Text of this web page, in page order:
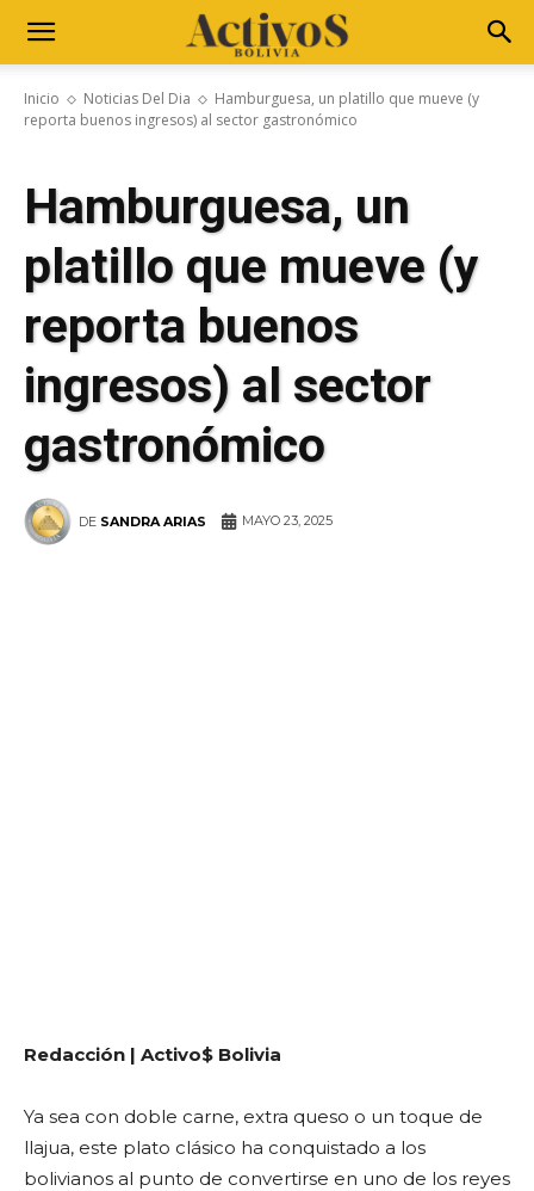
Inicio Noticias Del Dia
Hamburguesa, un platillo que mueve (y
reporta buenos ingresos) al sector gastronómico
Hamburguesa, un
platillo que mueve (y
reporta buenos
ingresos) al sector
gastronómico
DE SANDRA ARIAS MAYO 23, 2025
Redacción | Activo$ Bolivia
Ya sea con doble carne, extra queso o un toque de
llajua, este plato clásico ha conquistado a los
bolivianos al punto de convertirse en uno de los reyes